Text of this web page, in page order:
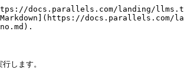
docs.parallels.com/landing/
docs.parallels.com/
します。